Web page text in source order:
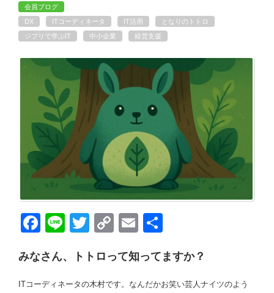
会員ブログ
DX
ITコーディネータ IT活用
となりのトトロ
ジブリで学ぶIT
中小企業 経営支援
Face Line Twitt Copy Emai
みなさん、トトロって知ってますか？
ITコーディネータの木村です。なんだかお笑い芸人ナイツのよう